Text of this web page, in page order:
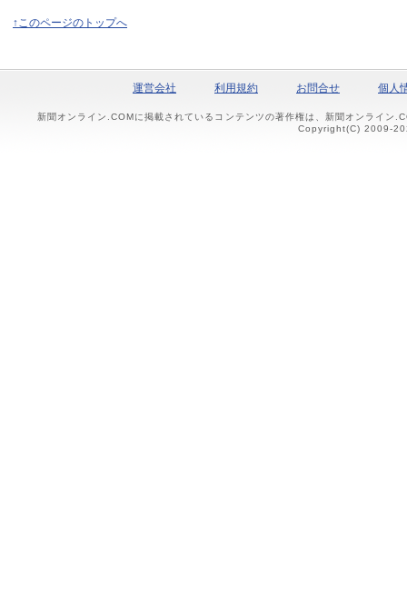
↑このページのトップへ
運営会社 利用規約 お問合せ 個人
新聞オンライン.COMに掲載されているコンテンツの著作権は、新聞オンライン
Copyright(C) 2009-